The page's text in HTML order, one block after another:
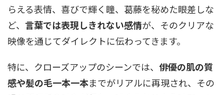
らえる表情、喜びで輝く瞳、葛藤を秘めた眼差しな
ど、 言葉では表現しきれない感情が、そのクリアな
映像を通じてダイレクトに伝わってきます。
特に、クローズアップのシーンでは、 俳優の肌の質
感や髪の毛一本一本までがリアルに再現され、その